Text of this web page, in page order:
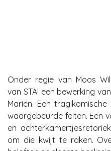
Onder regie van Moos
van STA! een bewerking
Mariën. Een
waargebeurde feiten. Een
en
om die kwijt te raken.